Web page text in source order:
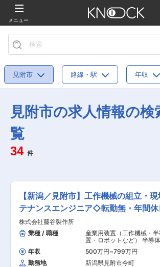
メニュー
見附市 路線・駅 年収
見附市の求人情報の検
覧
34 件
【新潟／見附市】工作機械の組立・
テナンスエンジニア◇転勤無・年間休
株式会社藤谷製作所
業種 / 職種
産業用装置（工作機械・
置・ロボットなど） 半導体
械・産業機械・ロボット プ
器・設備
年収 500万円~799万円
勤務地
新潟県見附市今町